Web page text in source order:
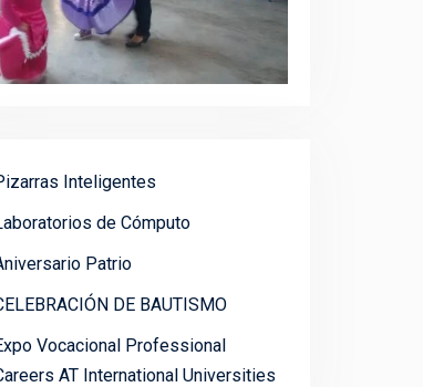
Inteligentes
de Cómputo
Patrio
DE BAUTISMO
Vocacional Professional
AT International Universities